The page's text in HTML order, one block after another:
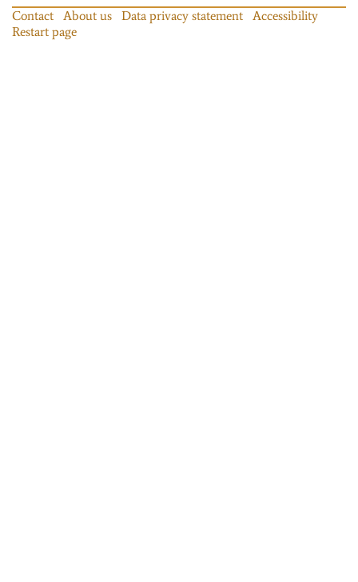
Contact About us Data privacy statement
Accessibility
Restart page